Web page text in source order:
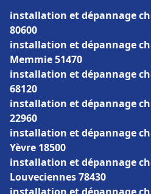
installation et dépannage
80600
installation et dépannage
Memmie 51470
installation et dépannage
68120
installation et dépannage
22960
installation et dépannage
Yèvre 18500
installation et dépannage
Louveciennes 78430